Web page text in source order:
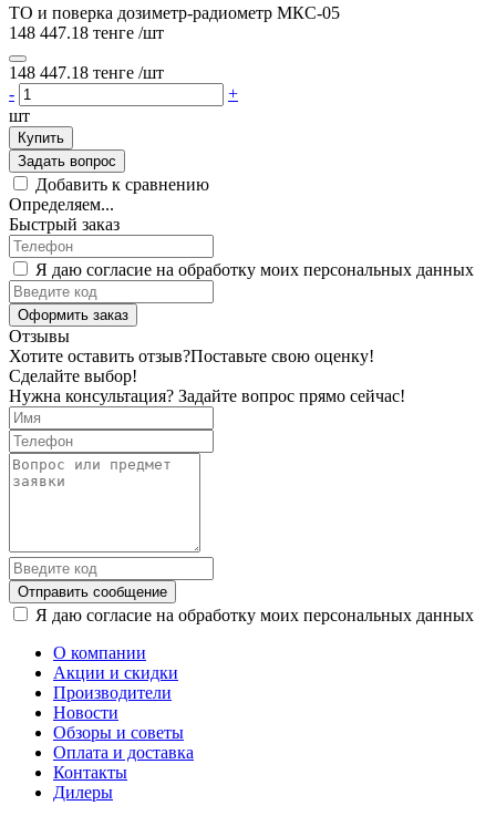
ТО и поверка дозиметр-радиометр МКС-05
148 447.18 тенге /шт
148 447.18 тенге /шт
-
+
шт
Купить
Задать вопрос
Добавить к сравнению
Определяем...
Быстрый заказ
Я даю согласие на обработку моих персональных данных
Оформить заказ
Отзывы
Хотите оставить отзыв?Поставьте свою оценку!
Сделайте выбор!
Нужна консультация? Задайте вопрос прямо сейчас!
Отправить сообщение
Я даю согласие на обработку моих персональных данных
О компании
Акции и скидки
Производители
Новости
Обзоры и советы
Оплата и доставка
Контакты
Дилеры